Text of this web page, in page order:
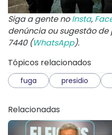
Siga a gente noInsta,
denúncia ou sugestão
7440 (WhatsApp).
Tópicos relacionados
fuga presidio
Relacionadas